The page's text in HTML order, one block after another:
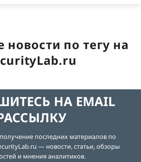
новости по тегу на
НА EMAIL
последних материалов по
— новости, статьи, обзоры
и мнения аналитиков.